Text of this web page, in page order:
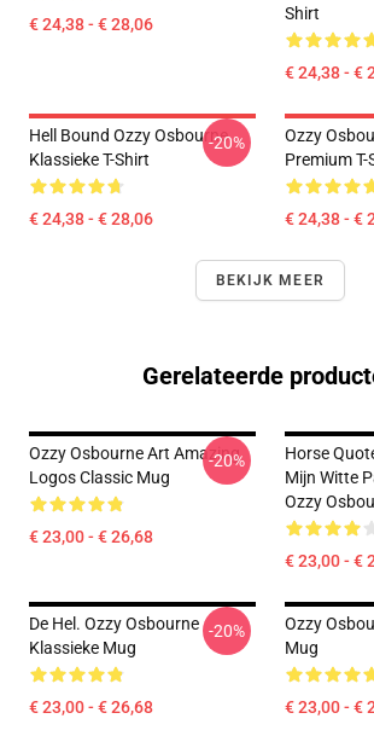
€ 24,38 - € 28,06
Shirt
€ 24,38 - €
Hell Bound Ozzy Osbourne
Klassieke T-Shirt
€ 24,38 - € 28,06
-20%
Ozzy
Premium T-
€ 24,38 - €
BEKIJK MEER
Gerelateerde
Ozzy Osbourne Art Amazing
Logos Classic Mug
€ 23,00 - € 26,68
-20%
Horse
Mijn Witte
Ozzy
€ 23,00 - €
De Hel. Ozzy Osbourne
Klassieke Mug
€ 23,00 - € 26,68
-20%
Ozzy
Mug
€ 23,00 - €